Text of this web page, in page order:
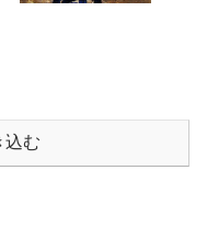
込む